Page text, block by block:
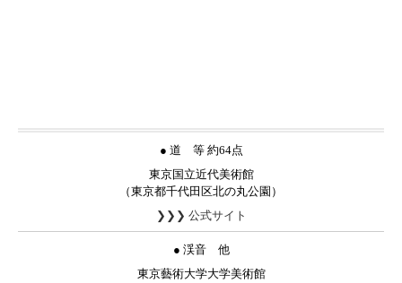
● 道 等 約64点
東京国立近代美術館
（東京都千代田区北の丸公園）
❯❯❯ 公式サイト
● 渓音 他
東京藝術大学大学美術館